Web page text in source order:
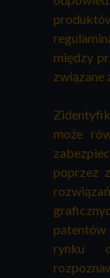
między
związane
może
poprzez
rynku